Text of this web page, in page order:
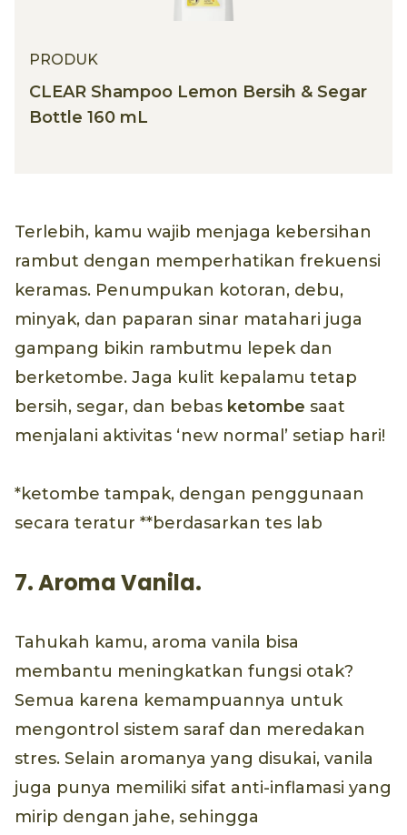
PRODUK
CLEAR Shampoo Lemon Bersih & Segar
Bottle 160 mL
Terlebih, kamu wajib menjaga kebersihan
rambut dengan memperhatikan frekuensi
keramas. Penumpukan kotoran, debu,
minyak, dan paparan sinar matahari juga
gampang bikin rambutmu lepek dan
berketombe. Jaga kulit kepalamu tetap
bersih, segar, dan bebas ketombe saat
menjalani aktivitas ‘new normal’ setiap hari!
*ketombe tampak, dengan penggunaan
secara teratur **berdasarkan tes lab
7. Aroma Vanila.
Tahukah kamu, aroma vanila bisa
membantu meningkatkan fungsi otak?
Semua karena kemampuannya untuk
mengontrol sistem saraf dan meredakan
stres. Selain aromanya yang disukai, vanila
juga punya memiliki sifat anti-inflamasi yang
mirip dengan jahe, sehingga